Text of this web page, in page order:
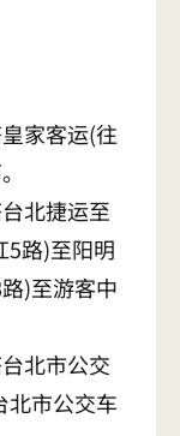
家客运(往
北捷运至
5路)至阳明
)至游客中
北市公交
北市公交车